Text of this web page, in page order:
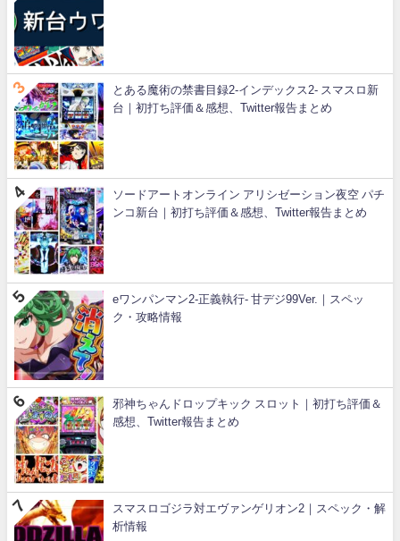
とある魔術の禁書目録2-インデックス2- スマスロ新
台｜初打ち評価＆感想、Twitter報告まとめ
ソードアートオンライン アリシゼーション夜空 パチ
ンコ新台｜初打ち評価＆感想、Twitter報告まとめ
eワンパンマン2-正義執行- 甘デジ99Ver.｜スペッ
ク・攻略情報
邪神ちゃんドロップキック スロット｜初打ち評価＆
感想、Twitter報告まとめ
スマスロゴジラ対エヴァンゲリオン2｜スペック・解
析情報